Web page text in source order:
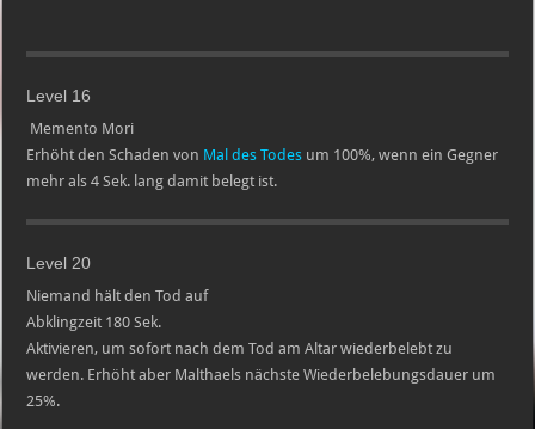
Level 16
Memento Mori
Erhöht den Schaden von Mal des Todes um 100%, wenn ein Gegner
mehr als 4 Sek. lang damit belegt ist.
Level 20
Niemand hält den Tod auf
Abklingzeit 180 Sek.
Aktivieren, um sofort nach dem Tod am Altar wiederbelebt zu
werden. Erhöht aber Malthaels nächste Wiederbelebungsdauer um
25%.